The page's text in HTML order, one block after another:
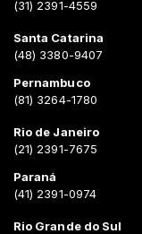
(31) 2391-4559
Santa Catarina
(48) 3380-9407
Pernambuco
(81) 3264-1780
Rio de Janeiro
(21) 2391-7675
Paraná
(41) 2391-0974
Rio Grande do Sul